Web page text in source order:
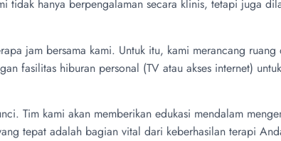
tidak hanya berpengalaman secara klinis, tetapi juga
jam bersama kami. Untuk itu, kami merancang ruang
fasilitas hiburan personal (TV atau akses internet)
Tim kami akan memberikan edukasi mendalam
tepat adalah bagian vital dari keberhasilan terapi